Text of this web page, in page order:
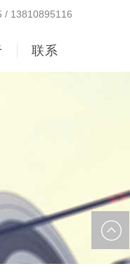
/ 13810895116
联系